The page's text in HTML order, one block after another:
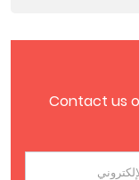
Contact us